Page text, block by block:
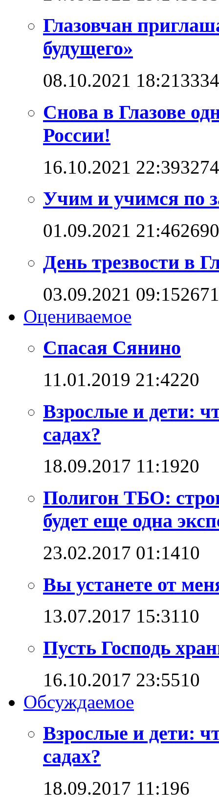
Глазовчан
будущего»
08.10.2021 18:21
Снова в Глазове
России!
16.10.2021 22:39
Учим и учимся по
01.09.2021 21:46
День трезвости в
03.09.2021 09:15
Оцениваемое
Спасая Сянино
11.01.2019 21:4220
Взрослые и дети:
садах?
18.09.2017 11:1920
Полигон ТБО:
будет еще одна
23.02.2017 01:1410
Вы устанете от
13.07.2017 15:3110
Пусть Господь
16.10.2017 23:5510
Обсуждаемое
Взрослые и дети:
садах?
18.09.2017 11:196